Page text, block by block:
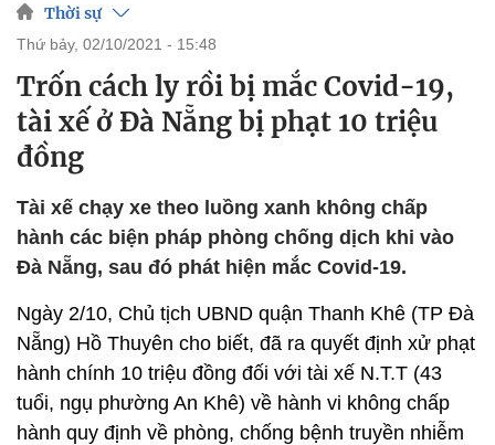
Thời sự
thứ bảy, 02/10/2021 - 15:48
Trốn cách ly rồi bị mắc Covid-19,
tài xế ở Đà Nẵng bị phạt 10 triệu
đồng
Tài xế chạy xe theo luồng xanh không chấp
hành các biện pháp phòng chống dịch khi vào
Đà Nẵng, sau đó phát hiện mắc Covid-19.
Ngày 2/10, Chủ tịch UBND quận Thanh Khê (TP Đà
Nẵng) Hồ Thuyên cho biết, đã ra quyết định xử phạt
hành chính 10 triệu đồng đối với tài xế N.T.T (43
tuổi, ngụ phường An Khê) về hành vi không chấp
hành quy định về phòng, chống bệnh truyền nhiễm